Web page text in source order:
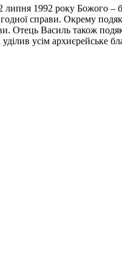
липня 1992 року Божого –
справи. Окрему
Отець Василь також
усім архиєрейське